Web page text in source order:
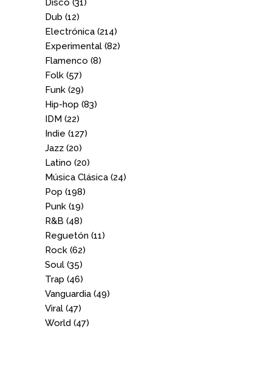
Disco (31)
Dub (12)
Electrónica (214)
Experimental (82)
Flamenco (8)
Folk (57)
Funk (29)
Hip-hop (83)
IDM (22)
Indie (127)
Jazz (20)
Latino (20)
Música Clásica (24)
Pop (198)
Punk (19)
R&B (48)
Reguetón (11)
Rock (62)
Soul (35)
Trap (46)
Vanguardia (49)
Viral (47)
World (47)